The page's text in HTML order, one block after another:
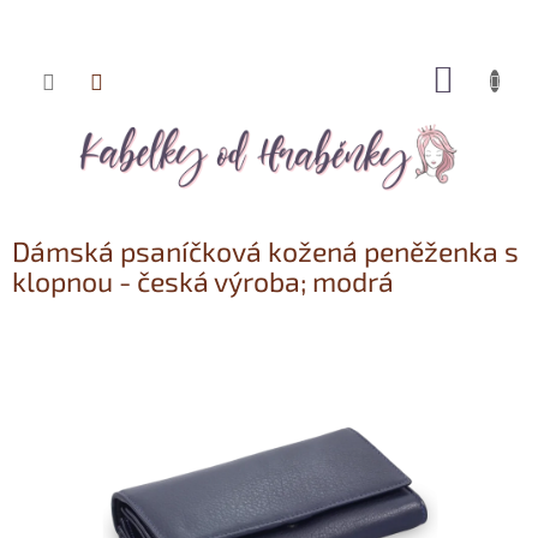
Přejít
Dámská psaníčková kožená peněženka s
klopnou - česká výroba; modrá